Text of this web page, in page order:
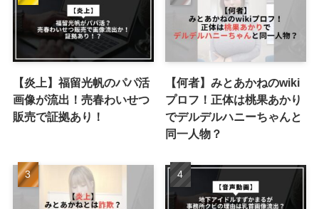
【炎上】福留光帆のパパ活
画像が流出！売春わいせつ
販売で証拠あり！
【何者】みとあかねのwiki
プロフ！正体は桃果あかり
でデルデルハニーちゃんと
同一人物？